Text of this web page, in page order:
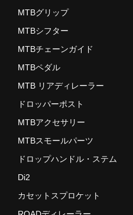
MTBグリップ
MTBシフター
MTBチェーンガイド
MTBペダル
MTB リアディレーラー
ドロッパーポスト
MTBアクセサリー
MTBスモールパーツ
ドロップハンドル・ステム
Di2
カセットスプロケット